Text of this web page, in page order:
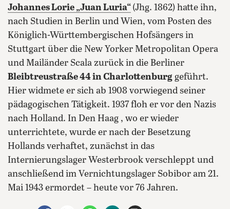
Johannes Lorie „Juan Luria“ (Jhg. 1862) hatte ihn,
nach Studien in Berlin und Wien, vom Posten des
Königlich-Württembergischen Hofsängers in
Stuttgart über die New Yorker Metropolitan Opera
und Mailänder Scala zurück in die Berliner
Bleibtreustraße 44 in Charlottenburg geführt.
Hier widmete er sich ab 1908 vorwiegend seiner
pädagogischen Tätigkeit. 1937 floh er vor den Nazis
nach Holland. In Den Haag , wo er wieder
unterrichtete, wurde er nach der Besetzung
Hollands verhaftet, zunächst in das
Internierungslager Westerbrook verschleppt und
anschließend im Vernichtungslager Sobibor am 21.
Mai 1943 ermordet – heute vor 76 Jahren.